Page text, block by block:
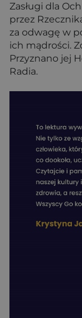
Zasługi dla
przez
za odwagę w
ich mądrości.
Przyznano jej
Radia.